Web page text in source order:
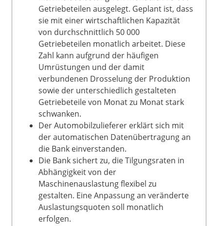
Getriebeteilen ausgelegt. Geplant ist, dass
sie mit einer wirtschaftlichen Kapazität
von durchschnittlich 50 000
Getriebeteilen monatlich arbeitet. Diese
Zahl kann aufgrund der häufigen
Umrüstungen und der damit
verbundenen Drosselung der Produktion
sowie der unterschiedlich gestalteten
Getriebeteile von Monat zu Monat stark
schwanken.
Der Automobilzulieferer erklärt sich mit
der automatischen Datenübertragung an
die Bank einverstanden.
Die Bank sichert zu, die Tilgungsraten in
Abhängigkeit von der
Maschinenauslastung flexibel zu
gestalten. Eine Anpassung an veränderte
Auslastungsquoten soll monatlich
erfolgen.